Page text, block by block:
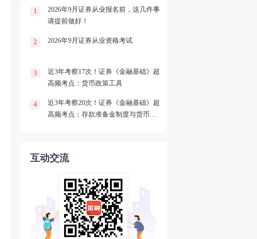
1
2026年9月证券从业报名前，这几件事
请提前做好！
2 2026年9月证券从业资格考试
3
近3年考察17次！证券《金融基础》超
高频考点：货币政策工具
4
近3年考察20次！证券《金融基础》超
高频考点：存款准备金制度与货币乘
互动交流